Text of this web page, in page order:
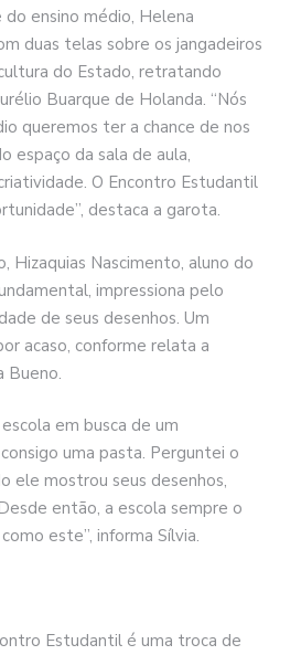
do ensino médio, Helena
duas telas sobre os jangadeiros
do Estado, retratando
Buarque de Holanda. “Nós
queremos ter a chance de nos
espaço da sala de aula,
O Encontro Estudantil
destaca a garota.
Hizaquias Nascimento, aluno do
impressiona pelo
de seus desenhos. Um
acaso, conforme relata a
Bueno.
em busca de um
uma pasta. Perguntei o
ele mostrou seus desenhos,
então, a escola sempre o
este”, informa Sílvia.
Estudantil é uma troca de